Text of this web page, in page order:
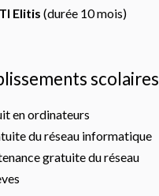
Elitis (durée 10 mois)
scolaires
en ordinateurs
du réseau informatique
gratuite du réseau